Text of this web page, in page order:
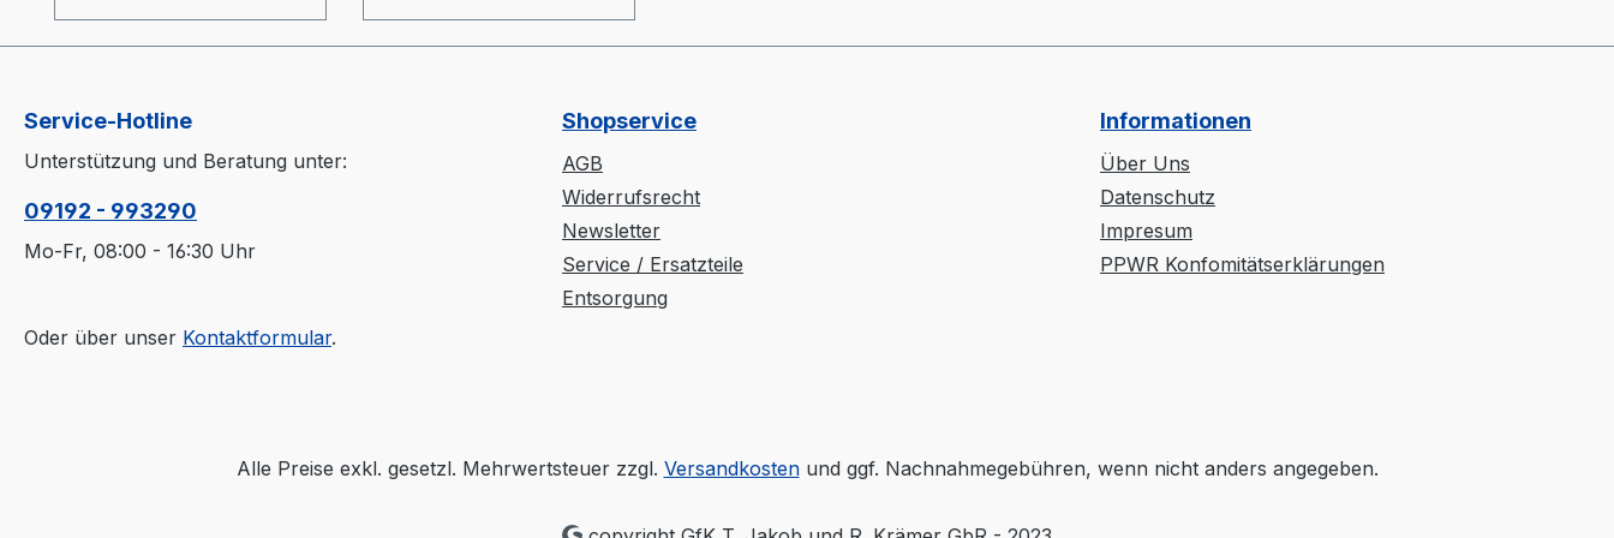
Prozessheizung im
Materialbehälter
integriert (Elektrokasten
ohne thermische
Materialbehälter aus
Temperaturfühler am
integriert (Elektrokasten
Materialbehälter aus
Auslaßschieber-
Service-Hotline
Unterstützung und Beratung unter:
09192 - 993290
Mo-Fr, 08:00 - 16:30 Uhr
Oder über unser Kontaktformular.
Shopservice
AGB
Widerrufsrecht
Newsletter
Service / Ersatzteile
Entsorgung
Informationen
Über Uns
Datenschutz
Impresum
PPWR Konfomitätserklärungen
Alle Preise exkl. gesetzl. Mehrwertsteuer zzgl. Versandkostenund ggf. Nachnahmegebühren, wenn nicht anders angegeben.